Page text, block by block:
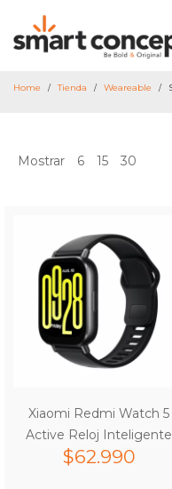
Home / Tienda / Weareable /
Mostrar 6 15 30
Xiaomi Redmi Watch 5
Active Reloj Inteligente
$62.990